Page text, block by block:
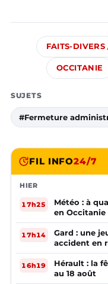
FAITS-DIVERS
OCCITANIE
SUJETS
#Fermeture
FIL INFO24/7
HIER
17h25
Météo : à
en Occitanie
17h14
Gard : une
accident en
16h19
Hérault : la
au 18 août